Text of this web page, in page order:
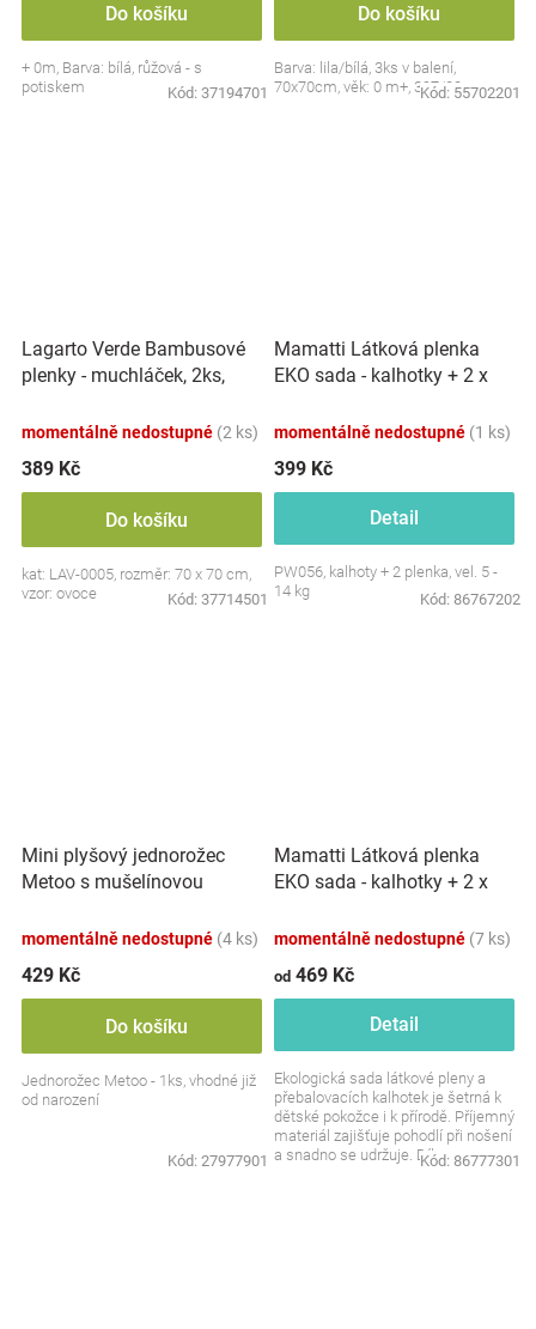
Do košíku
+ 0m, Barva: bílá, růžová - s
potiskem
Kód: 37194701
Do košíku
Barva: lila/bílá, 3ks v balení,
70x70cm, věk: 0 m+, 397/08
Kód: 55702201
Lagarto Verde Bambusové
plenky - muchláček, 2ks,
momentálně nedostupné (2 ks)
389 Kč
Do košíku
kat: LAV-0005, rozměr: 70 x 70 cm,
vzor: ovoce
Kód: 37714501
Mamatti Látková plenka
EKO sada - kalhotky + 2 x
momentálně nedostupné (1 ks)
399 Kč
Detail
PW056, kalhoty + 2 plenka, vel. 5 -
14 kg
Kód: 86767202
Mini plyšový jednorožec
Metoo s mušelínovou
momentálně nedostupné (4 ks)
429 Kč
Do košíku
Jednorožec Metoo - 1ks, vhodné již
od narození
Kód: 27977901
Mamatti Látková plenka
EKO sada - kalhotky + 2 x
kg
momentálně nedostupné (7 ks)
od 469 Kč
Detail
Ekologická sada látkové pleny a
přebalovacích kalhotek je šetrná k
dětské pokožce i k přírodě. Příjemný
materiál zajišťuje pohodlí při nošení
a snadno se udržuje. Díky...
Kód: 86777301